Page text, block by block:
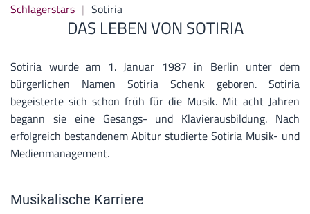
Schlagerstars Sotiria
DAS LEBEN VON SOTIRIA
Sotiria wurde am 1. Januar 1987 in Berlin unter dem
bürgerlichen Namen Sotiria Schenk geboren. Sotiria
begeisterte sich schon früh für die Musik. Mit acht Jahren
begann sie eine Gesangs- und Klavierausbildung. Nach
erfolgreich bestandenem Abitur studierte Sotiria Musik- und
Medienmanagement.
Musikalische Karriere